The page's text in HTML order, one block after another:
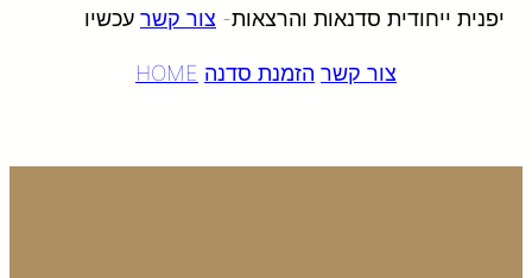
יפנית ייחודית סדנאות והרצאות- צור קשר עכשיו
צור קשר הזמנת סדנה HOME